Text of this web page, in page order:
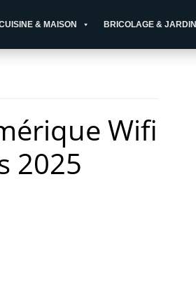
& MAISON BRICOLAGE & JARDIN
Wifi
2025